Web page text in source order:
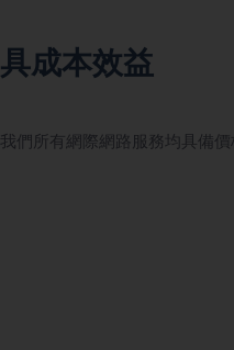
具成本效益
我們所有網際網路服務均具備